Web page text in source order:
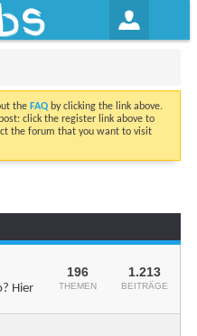
the FAQ by clicking the link above.
click the register link above to
the forum that you want to visit
Hier
196
THEMEN
1.213
BEITRÄGE